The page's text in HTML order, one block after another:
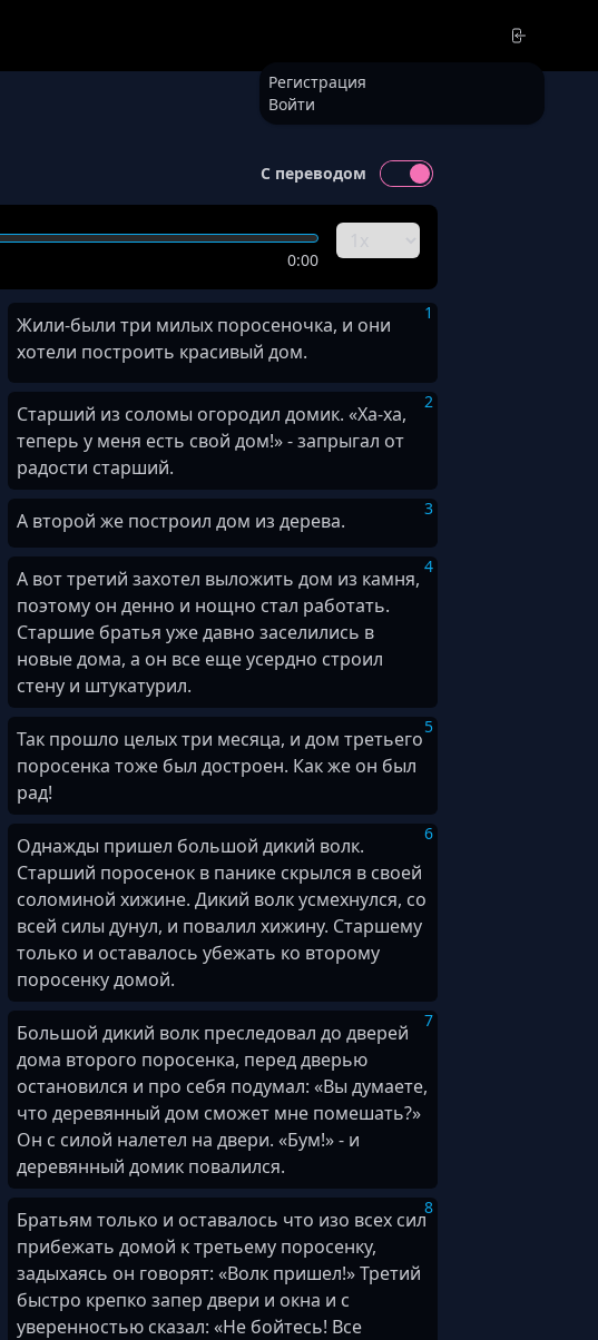
Регистрация
Войти
С переводом
0:00
1
Жили-были три милых поросеночка, и они
хотели построить красивый дом.
2
Старший из соломы огородил домик. «Ха-ха,
теперь у меня есть свой дом!» - запрыгал от
радости старший.
3
А второй же построил дом из дерева.
4
А вот третий захотел выложить дом из камня,
поэтому он денно и нощно стал работать.
Старшие братья уже давно заселились в
новые дома, а он все еще усердно строил
стену и штукатурил.
5
Так прошло целых три месяца, и дом третьего
поросенка тоже был достроен. Как же он был
рад!
6
Однажды пришел большой дикий волк.
Старший поросенок в панике скрылся в своей
соломиной хижине. Дикий волк усмехнулся, со
всей силы дунул, и повалил хижину. Старшему
только и оставалось убежать ко второму
поросенку домой.
7
Большой дикий волк преследовал до дверей
дома второго поросенка, перед дверью
остановился и про себя подумал: «Вы думаете,
что деревянный дом сможет мне помешать?»
Он с силой налетел на двери. «Бум!» - и
деревянный домик повалился.
8
Братьям только и оставалось что изо всех сил
прибежать домой к третьему поросенку,
задыхаясь он говорят: «Волк пришел!» Третий
быстро крепко запер двери и окна и с
уверенностью сказал: «Не бойтесь! Все